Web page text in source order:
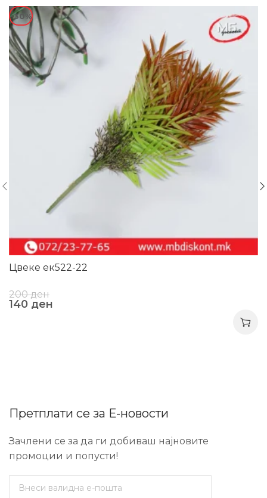
-30%
Цвеке ек522-22
200ден
140 ден
Претплати се за Е-новости
Зачлени се за да ги добиваш најновите
промоции и попусти!